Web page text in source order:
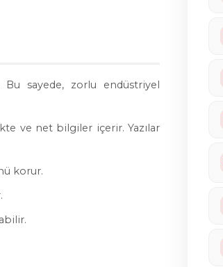
Bu sayede, zorlu endüstriyel
ve net bilgiler içerir. Yazılar
korur.